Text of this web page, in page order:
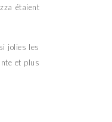
étaient
jolies les
et plus